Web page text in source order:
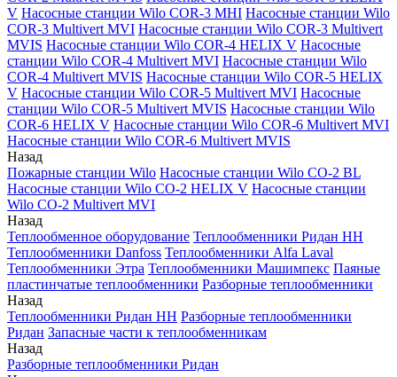
V Насосные станции Wilo COR-3 MHI Насосные станции Wilo
COR-3 Multivert MVI Насосные станции Wilo COR-3 Multivert
MVIS Насосные станции Wilo COR-4 HELIX V Насосные
станции Wilo COR-4 Multivert MVI Насосные станции Wilo
COR-4 Multivert MVIS Насосные станции Wilo COR-5 HELIX
V Насосные станции Wilo COR-5 Multivert MVI Насосные
станции Wilo COR-5 Multivert MVIS Насосные станции Wilo
COR-6 HELIX V Насосные станции Wilo COR-6 Multivert MVI
Насосные станции Wilo COR-6 Multivert MVIS
Назад
Пожарные станции Wilo Насосные станции Wilo CO-2 BL
Насосные станции Wilo CO-2 HELIX V Насосные станции
Wilo CO-2 Multivert MVI
Назад
Теплообменное оборудование Теплообменники Ридан НН
Теплообменники Danfoss Теплообменники Alfa Laval
Теплообменники Этра Теплообменники Машимпекс Паяные
пластинчатые теплообменники Разборные теплообменники
Назад
Теплообменники Ридан НН Разборные теплообменники
Ридан Запасные части к теплообменникам
Назад
Разборные теплообменники Ридан